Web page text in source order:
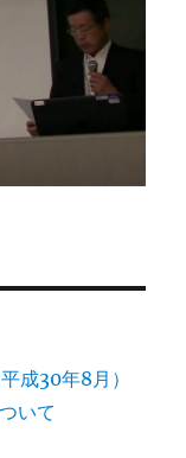
成30年8月）
いて